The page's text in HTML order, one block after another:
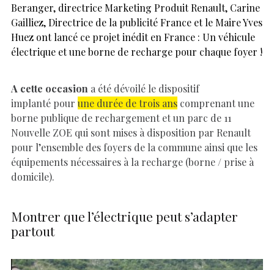
Beranger, directrice Marketing Produit Renault, Carine
Gailliez, Directrice de la publicité France et le Maire Yves
Huez ont lancé ce projet inédit en France : Un véhicule
électrique et une borne de recharge pour chaque foyer !
A cette occasion a été dévoilé le dispositif
implanté pour une durée de trois ans comprenant une
borne publique de rechargement et un parc de 11
Nouvelle ZOE qui sont mises à disposition par Renault
pour l’ensemble des foyers de la commune ainsi que les
équipements nécessaires à la recharge (borne / prise à
domicile).
Montrer que l’électrique peut s’adapter
partout